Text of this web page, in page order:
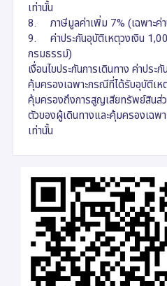
เท่านั้น
8.
ภาษีมูลค่าเพิ่ม 7% (เฉพาะค่
9.
ค่าประกันอุบัติเหตุวงเงิน
กรมธรรม์)
เงื่อนไขประกันการเดินทาง ค่าประ
คุ้มครองเฉพาะกรณีที่ได้รับอุบัติเห
คุ้มครองถึงการสูญเสียทรัพย์สินส่ว
ตัวของผู้เดินทางและคุ้มครองเฉพ
เท่านั้น